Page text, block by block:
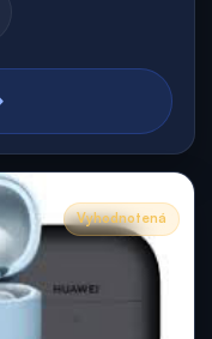
Vyhodnotená